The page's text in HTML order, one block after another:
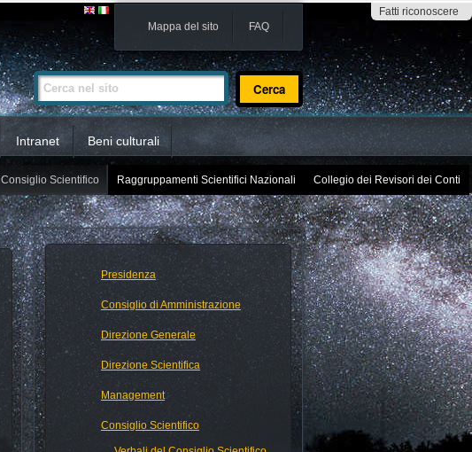
Fatti riconoscere
Mappa del sito FAQ
Cerca nel sito
Ricerca
avanzata…
Intranet Beni culturali
Consiglio Scientifico Raggruppamenti Scientifici Nazionali Collegio dei Revisori dei Conti
Presidenza
Consiglio di Amministrazione
Direzione Generale
Direzione Scientifica
Management
Consiglio Scientifico